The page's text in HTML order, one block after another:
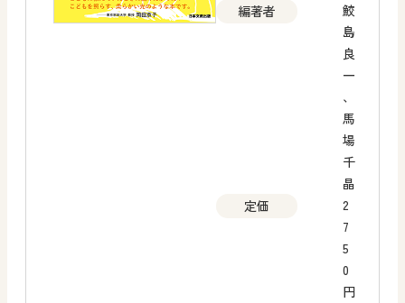
編著者
鮫
島
良
一
、
馬
場
千
晶
定価
2
7
5
0
円